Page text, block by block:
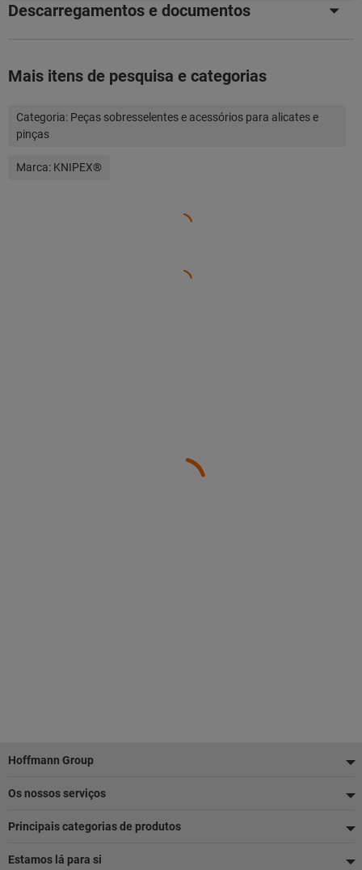
Descarregamentos e documentos
Mais itens de pesquisa e categorias
Categoria: Peças sobresselentes e acessórios para alicates e
pinças
Marca: KNIPEX®
Rodapé
Hoffmann Group
Os nossos serviços
Principais categorias de produtos
Estamos lá para si